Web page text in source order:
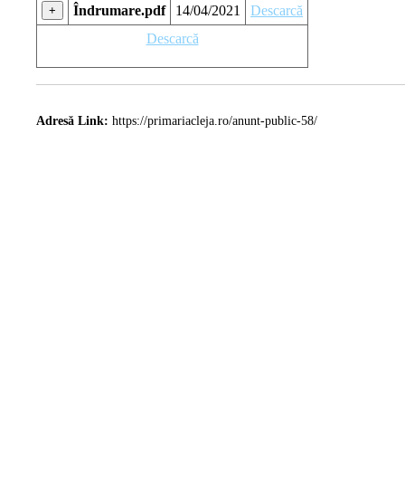
+ Îndrumare.pdf 14/04/2021
Descarcă
Descarcă
Adresă Link: https://primariacleja.ro/anunt-public-58/